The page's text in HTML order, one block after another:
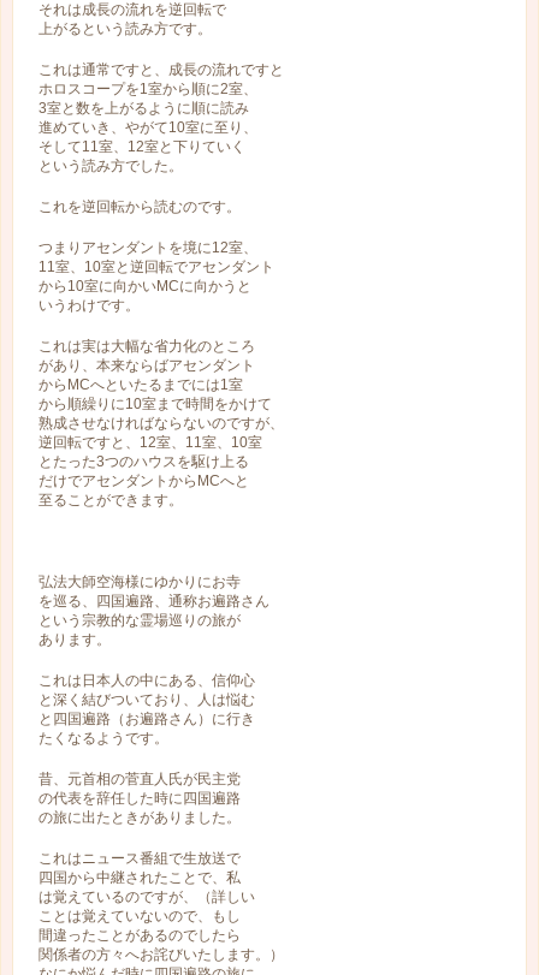
それは成長の流れを逆回転で
上がるという読み方です。
これは通常ですと、成長の流れですと
ホロスコープを1室から順に2室、
3室と数を上がるように順に読み
進めていき、やがて10室に至り、
そして11室、12室と下りていく
という読み方でした。
これを逆回転から読むのです。
つまりアセンダントを境に12室、
11室、10室と逆回転でアセンダント
から10室に向かいMCに向かうと
いうわけです。
これは実は大幅な省力化のところ
があり、本来ならばアセンダント
からMCへといたるまでには1室
から順繰りに10室まで時間をかけて
熟成させなければならないのですが、
逆回転ですと、12室、11室、10室
とたった3つのハウスを駆け上る
だけでアセンダントからMCへと
至ることができます。
弘法大師空海様にゆかりにお寺
を巡る、四国遍路、通称お遍路さん
という宗教的な霊場巡りの旅が
あります。
これは日本人の中にある、信仰心
と深く結びついており、人は悩む
と四国遍路（お遍路さん）に行き
たくなるようです。
昔、元首相の菅直人氏が民主党
の代表を辞任した時に四国遍路
の旅に出たときがありました。
これはニュース番組で生放送で
四国から中継されたことで、私
は覚えているのですが、（詳しい
ことは覚えていないので、もし
間違ったことがあるのでしたら
関係者の方々へお詫びいたします。）